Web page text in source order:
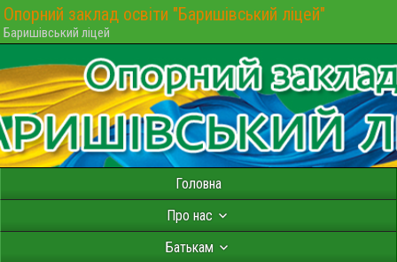
Опорний заклад освіти "Баришівський ліцей"
Баришівський ліцей
Головна
Про нас
Батькам